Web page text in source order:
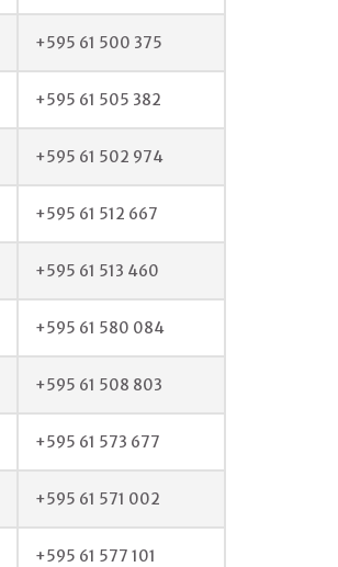
+595 61 500 375
+595 61 505 382
+595 61 502 974
+595 61 512 667
+595 61 513 460
+595 61 580 084
+595 61 508 803
+595 61 573 677
+595 61 571 002
+595 61 577 101